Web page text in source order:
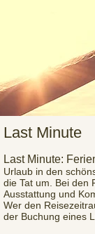
Last Minute
Last Minute:
Urlaub in den
die Tat um. Bei den
Ausstattung und
Wer den
der Buchung eines